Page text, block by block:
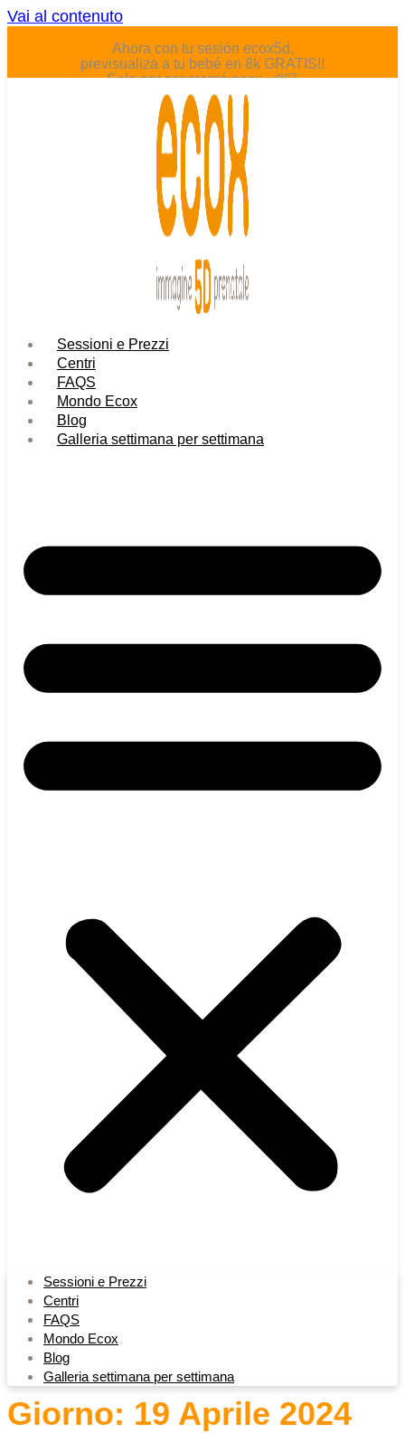
Vai al contenuto
Ahora con tu sesión ecox5d,
previsualiza a tu bebé en 8k GRATIS!!
Solo por ser mamá ecox. 👶🏻
Sessioni e Prezzi
Centri
FAQS
Mondo Ecox
Blog
Galleria settimana per settimana
Sessioni e Prezzi
Centri
FAQS
Mondo Ecox
Blog
Galleria settimana per settimana
Giorno: 19 Aprile 2024